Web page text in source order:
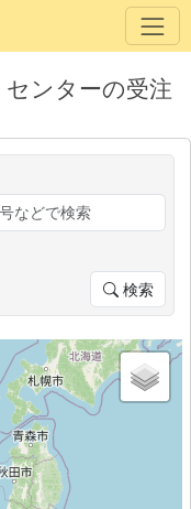
ンターの受注
検索